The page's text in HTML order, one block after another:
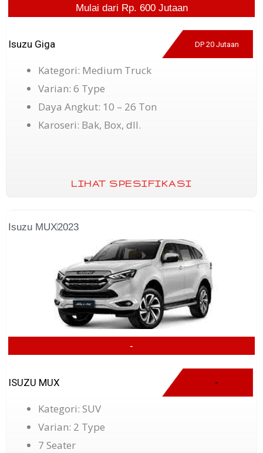
Mulai dari Rp. 600 Jutaan
Isuzu Giga DP 20 Jutaan
Kategori: Medium Truck
Varian: 6 Type
Daya Angkut: 10 – 26 Ton
Karoseri: Bak, Box, dll.
LIHAT SPESIFIKASI
Isuzu MUX2023
-
ISUZU MUX -
Kategori: SUV
Varian: 2 Type
7 Seater